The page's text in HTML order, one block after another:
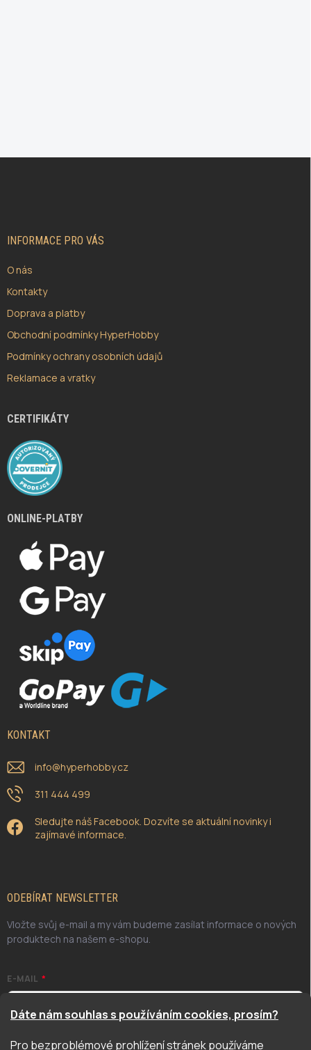
Dáte nám souhlas s používáním cookies, prosím?
Pro bezproblémové prohlížení stránek používáme
INFORMACE PRO VÁS
O nás
Kontakty
Doprava a platby
Obchodní podmínky HyperHobby
Podmínky ochrany osobních údajů
Reklamace a vratky
CERTIFIKÁTY
ONLINE-PLATBY
KONTAKT
info@hyperhobby.cz
311 444 499
Sledujte náš Facebook. Dozvíte se aktuální novinky i
zajímavé informace.
ODEBÍRAT NEWSLETTER
Vložte svůj e-mail a my vám budeme zasílat informace o nových
produktech na našem e-shopu.
E-MAIL
Odesláním potvrzuji, že jsem se seznámil/a se zásadami